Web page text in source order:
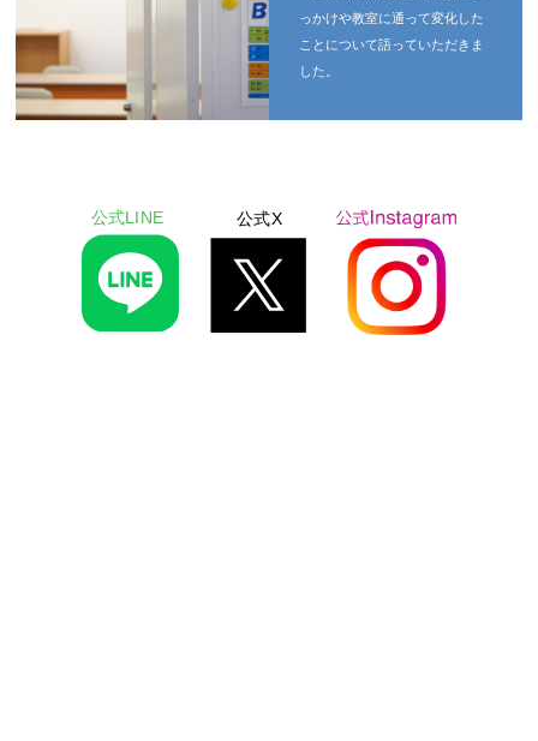
っかけや教室に通って変化した
ことについて語っていただきま
した。